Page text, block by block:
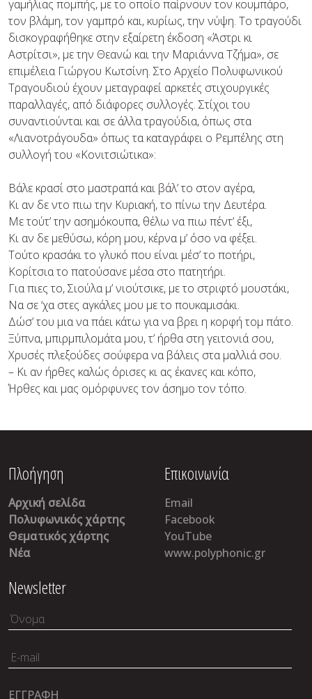
γαμήλιας πομπής, με το οποίο παίρνουν τον κουμπάρο,
τον βλάμη, τον γαμπρό και, κυρίως, την νύψη. Το τραγούδι
δισκογραφήθηκε στην εξαίρετη έκδοση «Άστρι κι
Αστρίτσι», με την Θεανώ και την Μαριάννα Tζήμα», σε
επιμέλεια Γιώργου Κωτσίνη. Στο Αρχείο Πολυφωνικού
Τραγουδιού έχουν μεταγραφεί αρκετές στιχουργικές
παραλλαγές, από διάφορες συλλογές. Στίχοι του
συναντιούνται και σε άλλα τραγούδια, όπως στα
«Λιανοτράγουδα» όπως τα καταγράφει ο Ρεμπέλης στη
συλλογή του «Κονιτσιώτικα»:
Βάλε κρασί στο μαστραπά και βάλ’ το στον αγέρα,
Κι αν δε ντο πιω την Κυριακή, το πίνω την Δευτέρα.
Με τούτ’ την ασημόκουπα, θέλω να πιω πέντ’ έξι,
Κι αν δε μεθύσω, κόρη μου, κέρνα μ’ όσο να φέξει.
Τούτο κρασάκι το γλυκό που είναι μέσ’ το ποτήρι,
Κορίτσια το πατούσανε μέσα στο πατητήρι.
Για πιες το, Σιούλα μ’ νιούτσικε, με το στριφτό μουστάκι,
Να σε ‘χα στες αγκάλες μου με το πουκαμισάκι.
Δώσ’ του μια να πάει κάτω για να βρει η κορφή τομ πάτο.
Ξύπνα, μπιρμπιλομάτα μου, τ’ ήρθα στη γειτονιά σου,
Χρυσές πλεξούδες σούφερα να βάλεις στα μαλλιά σου.
– Κι αν ήρθες καλώς όρισες κι ας έκανες και κόπο,
Ήρθες και μας ομόρφυνες τον άσημο τον τόπο.
Πλοήγηση
Αρχική σελίδα
Πολυφωνικός χάρτης
Θεματικός χάρτης
Νέα
Επικοινωνία
Email
Facebook
YouTube
www.polyphonic.gr
Newsletter